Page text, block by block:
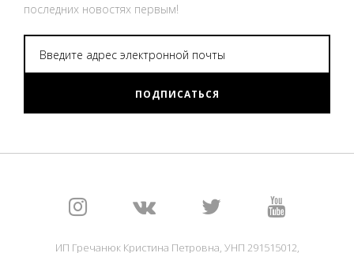
последних новостях первым!
ПОДПИСАТЬСЯ
ИП Гречанюк Кристина Петровна, УНП 291515012,